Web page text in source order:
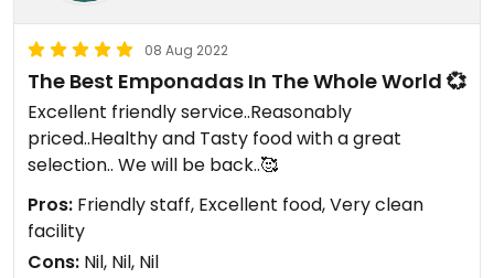
08 Aug 2022
The Best Emponadas In The Whole World 💞
Excellent friendly service..Reasonably
priced..Healthy and Tasty food with a great
selection.. We will be back..🥰
Pros: Friendly staff, Excellent food, Very clean
facility
Cons: Nil, Nil, Nil